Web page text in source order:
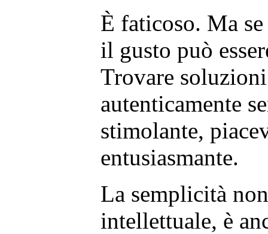
È faticoso. Ma
il gusto può
Trovare
autenticamente
stimolante,
entusiasmante.
La semplicità
intellettuale, è